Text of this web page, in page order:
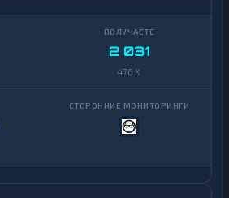
2 031
476 K